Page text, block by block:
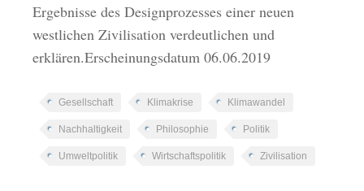
Ergebnisse des Designprozesses einer neuen
westlichen Zivilisation verdeutlichen und
erklären.Erscheinungsdatum 06.06.2019
Gesellschaft Klimakrise Klimawandel
Nachhaltigkeit Philosophie Politik
Umweltpolitik Wirtschaftspolitik Zivilisation